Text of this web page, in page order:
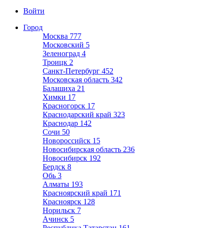
Войти
Город
Москва 777
Московский 5
Зеленоград 4
Троицк 2
Санкт-Петербург 452
Московская область 342
Балашиха 21
Химки 17
Красногорск 17
Краснодарский край 323
Краснодар 142
Сочи 50
Новороссийск 15
Новосибирская область 236
Новосибирск 192
Бердск 8
Обь 3
Алматы 193
Красноярский край 171
Красноярск 128
Норильск 7
Ачинск 5